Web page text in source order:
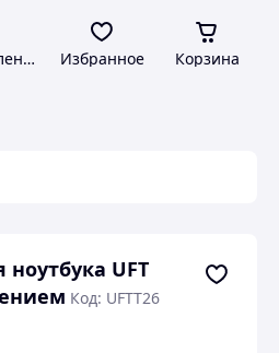
Избранное Корзина
UFT
Код: UFTT26